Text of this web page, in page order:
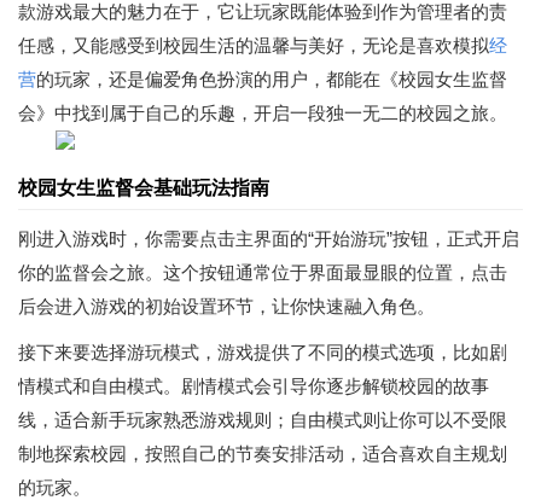
款游戏最大的魅力在于，它让玩家既能体验到作为管理者的责
任感，又能感受到校园生活的温馨与美好，无论是喜欢模拟经
营的玩家，还是偏爱角色扮演的用户，都能在《校园女生监督
会》中找到属于自己的乐趣，开启一段独一无二的校园之旅。
校园女生监督会基础玩法指南
刚进入游戏时，你需要点击主界面的“开始游玩”按钮，正式开启
你的监督会之旅。这个按钮通常位于界面最显眼的位置，点击
后会进入游戏的初始设置环节，让你快速融入角色。
接下来要选择游玩模式，游戏提供了不同的模式选项，比如剧
情模式和自由模式。剧情模式会引导你逐步解锁校园的故事
线，适合新手玩家熟悉游戏规则；自由模式则让你可以不受限
制地探索校园，按照自己的节奏安排活动，适合喜欢自主规划
的玩家。